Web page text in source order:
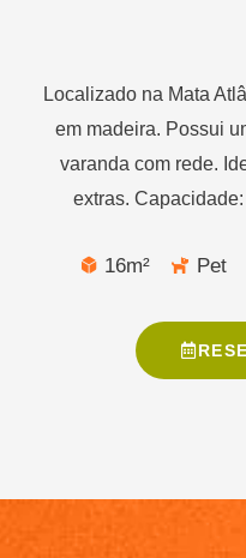
Localizado na Mata
em madeira. Possui
varanda com rede.
extras.
16m² Pet